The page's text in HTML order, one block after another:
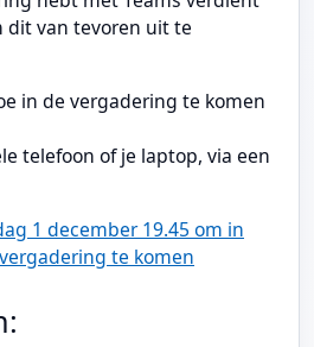
dit van tevoren uit te
in de vergadering te komen
telefoon of je laptop, via een
1 december 19.45 om in
te komen